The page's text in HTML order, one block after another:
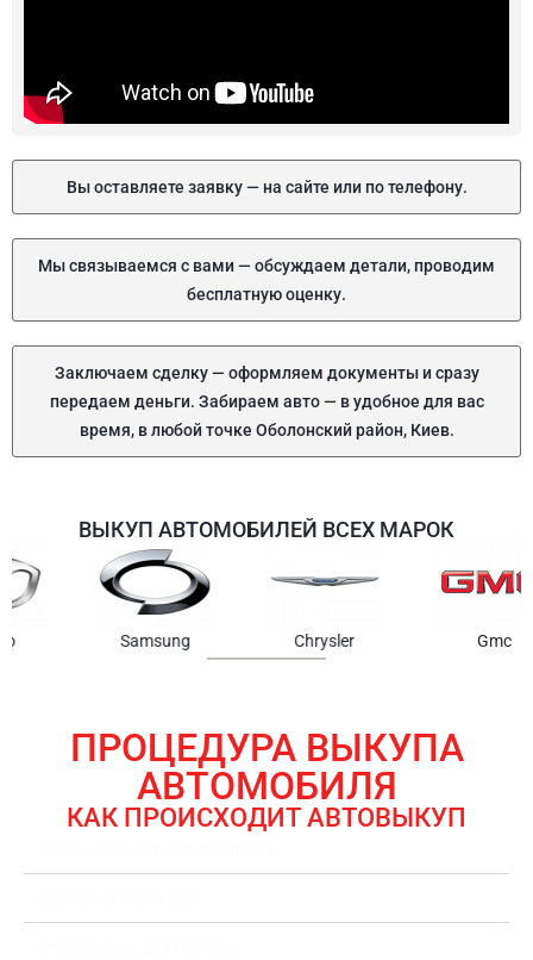
Вы оставляете заявку — на сайте или по телефону.
Мы связываемся с вами — обсуждаем детали, проводим
бесплатную оценку.
Заключаем сделку — оформляем документы и сразу
передаем деньги. Забираем авто — в удобное для вас
время, в любой точке Оболонский район, Киев.
ВЫКУП АВТОМОБИЛЕЙ ВСЕХ МАРОК
Samsung Chrysler
ПРОЦЕДУРА ВЫКУПА
АВТОМОБИЛЯ
КАК ПРОИСХОДИТ АВТОВЫКУП